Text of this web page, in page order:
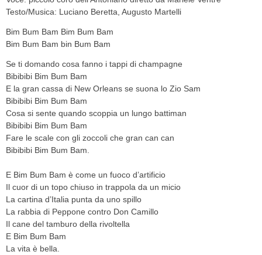
Testo/Musica: Luciano Beretta, Augusto Martelli
Bim Bum Bam Bim Bum Bam
Bim Bum Bam bin Bum Bam
Se ti domando cosa fanno i tappi di champagne
Bibibibi Bim Bum Bam
E la gran cassa di New Orleans se suona lo Zio Sam
Bibibibi Bim Bum Bam
Cosa si sente quando scoppia un lungo battiman
Bibibibi Bim Bum Bam
Fare le scale con gli zoccoli che gran can can
Bibibibi Bim Bum Bam.
E Bim Bum Bam è come un fuoco d’artificio
Il cuor di un topo chiuso in trappola da un micio
La cartina d’Italia punta da uno spillo
La rabbia di Peppone contro Don Camillo
Il cane del tamburo della rivoltella
E Bim Bum Bam
La vita è bella.